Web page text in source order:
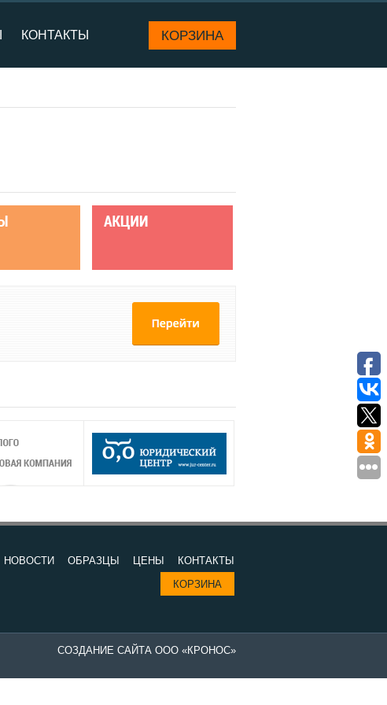
КОНТАКТЫ КОРЗИНА
НОВОСТИ ОБРАЗЦЫ ЦЕНЫ
КОНТАКТЫ
КОРЗИНА
СОЗДАНИЕ САЙТА ООО «КРОНОС»
Изготовление печатей в компании "Все печати и штампы" -